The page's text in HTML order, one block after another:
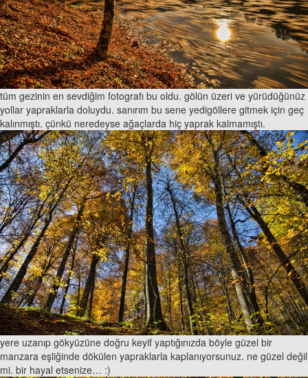
tüm gezinin en sevdiğim fotografı bu oldu. gölün üzeri ve yürüdüğünüz
yollar yapraklarla doluydu. sanırım bu sene yedigöllere gitmek için geç
kalınmıştı. çünkü neredeyse ağaçlarda hiç yaprak kalmamıştı.
yere uzanıp gökyüzüne doğru keyif yaptığınızda böyle güzel bir
manzara eşliğinde dökülen yapraklarla kaplanıyorsunuz. ne güzel değil
mi. bir hayal etsenize… :)